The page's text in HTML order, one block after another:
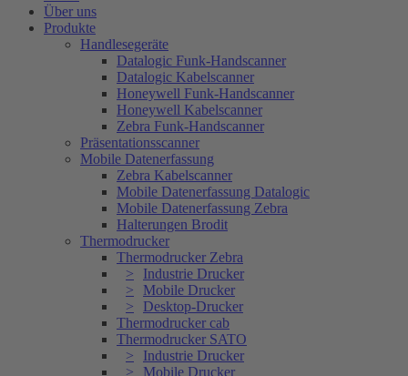
Über uns
Produkte
Handlesegeräte
Datalogic Funk-Handscanner
Datalogic Kabelscanner
Honeywell Funk-Handscanner
Honeywell Kabelscanner
Zebra Funk-Handscanner
Präsentationsscanner
Mobile Datenerfassung
Zebra Kabelscanner
Mobile Datenerfassung Datalogic
Mobile Datenerfassung Zebra
Halterungen Brodit
Thermodrucker
Thermodrucker Zebra
Industrie Drucker
Mobile Drucker
Desktop-Drucker
Thermodrucker cab
Thermodrucker SATO
Industrie Drucker
Mobile Drucker